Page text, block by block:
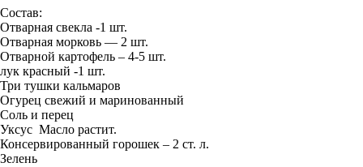
Состав:
Отварная свекла -1 шт.
Отварная морковь — 2 шт.
Отварной картофель – 4-5 шт.
лук красный -1 шт.
Три тушки кальмаров
Огурец свежий и маринованный
Соль и перец
Уксус Масло растит.
Консервированный горошек – 2 ст. л.
Зелень